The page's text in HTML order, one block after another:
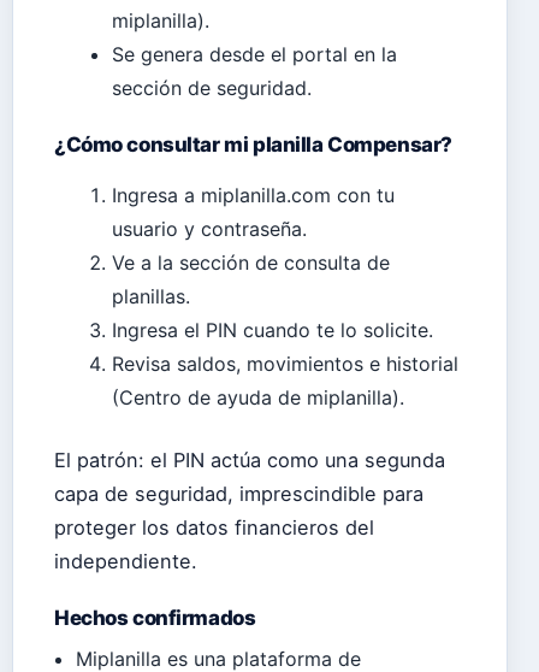
miplanilla).
Se genera desde el portal en la
sección de seguridad.
¿Cómo consultar mi planilla Compensar?
Ingresa a miplanilla.com con tu
usuario y contraseña.
Ve a la sección de consulta de
planillas.
Ingresa el PIN cuando te lo solicite.
Revisa saldos, movimientos e historial
(Centro de ayuda de miplanilla).
El patrón: el PIN actúa como una segunda
capa de seguridad, imprescindible para
proteger los datos financieros del
independiente.
Hechos confirmados
Miplanilla es una plataforma de